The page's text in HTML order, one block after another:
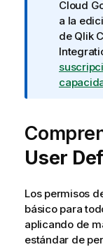
t
a
i
n
f
o
a
i
a
Cloud
a la
de Qlik
User
Los permisos
básico para
aplicando de
estándar de